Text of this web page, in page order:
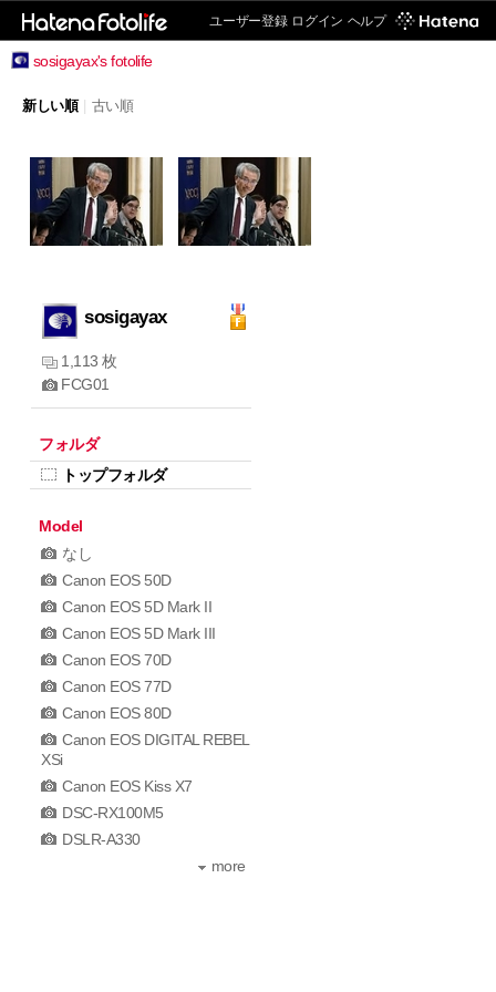
ユーザー登録 ログイン ヘルプ
sosigayax's fotolife
新しい順 古い順
sosigayax
1,113 枚
FCG01
フォルダ
トップフォルダ
Model
なし
Canon EOS 50D
Canon EOS 5D Mark II
Canon EOS 5D Mark III
Canon EOS 70D
Canon EOS 77D
Canon EOS 80D
Canon EOS DIGITAL REBEL
XSi
Canon EOS Kiss X7
DSC-RX100M5
DSLR-A330
more